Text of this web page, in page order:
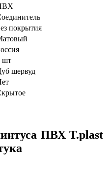
покрытия
шт
шервуд
ПВХ T.рlast